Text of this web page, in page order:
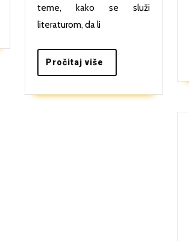
teme, kako se služi
literaturom, da li
Pročitaj više
više